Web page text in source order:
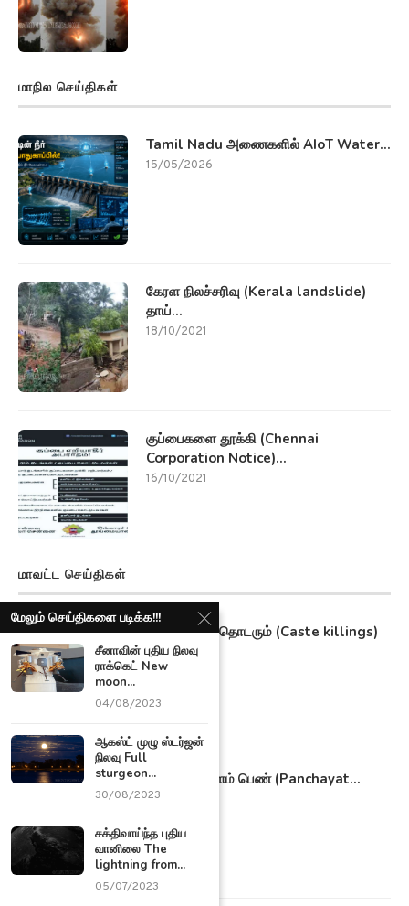
மாநில செய்திகள்
Tamil Nadu அணைகளில் AIoT Water...
15/05/2026
கேரள நிலச்சரிவு (Kerala landslide)
தாய்...
18/10/2021
குப்பைகளை தூக்கி (Chennai
Corporation Notice)...
16/10/2021
மாவட்ட செய்திகள்
தமிழகத்தில் தொடரும் (Caste killings)
சாதி...
09/11/2021
22 வயது இளம் பெண் (Panchayat...
20/10/2021
மேலும் செய்திகளை படிக்க!!!
சீனாவின் புதிய நிலவு
ராக்கெட் New
moon...
04/08/2023
ஆகஸ்ட் முழு ஸ்டர்ஜன்
நிலவு Full
sturgeon...
30/08/2023
சக்திவாய்ந்த புதிய
வானிலை The
lightning from...
05/07/2023